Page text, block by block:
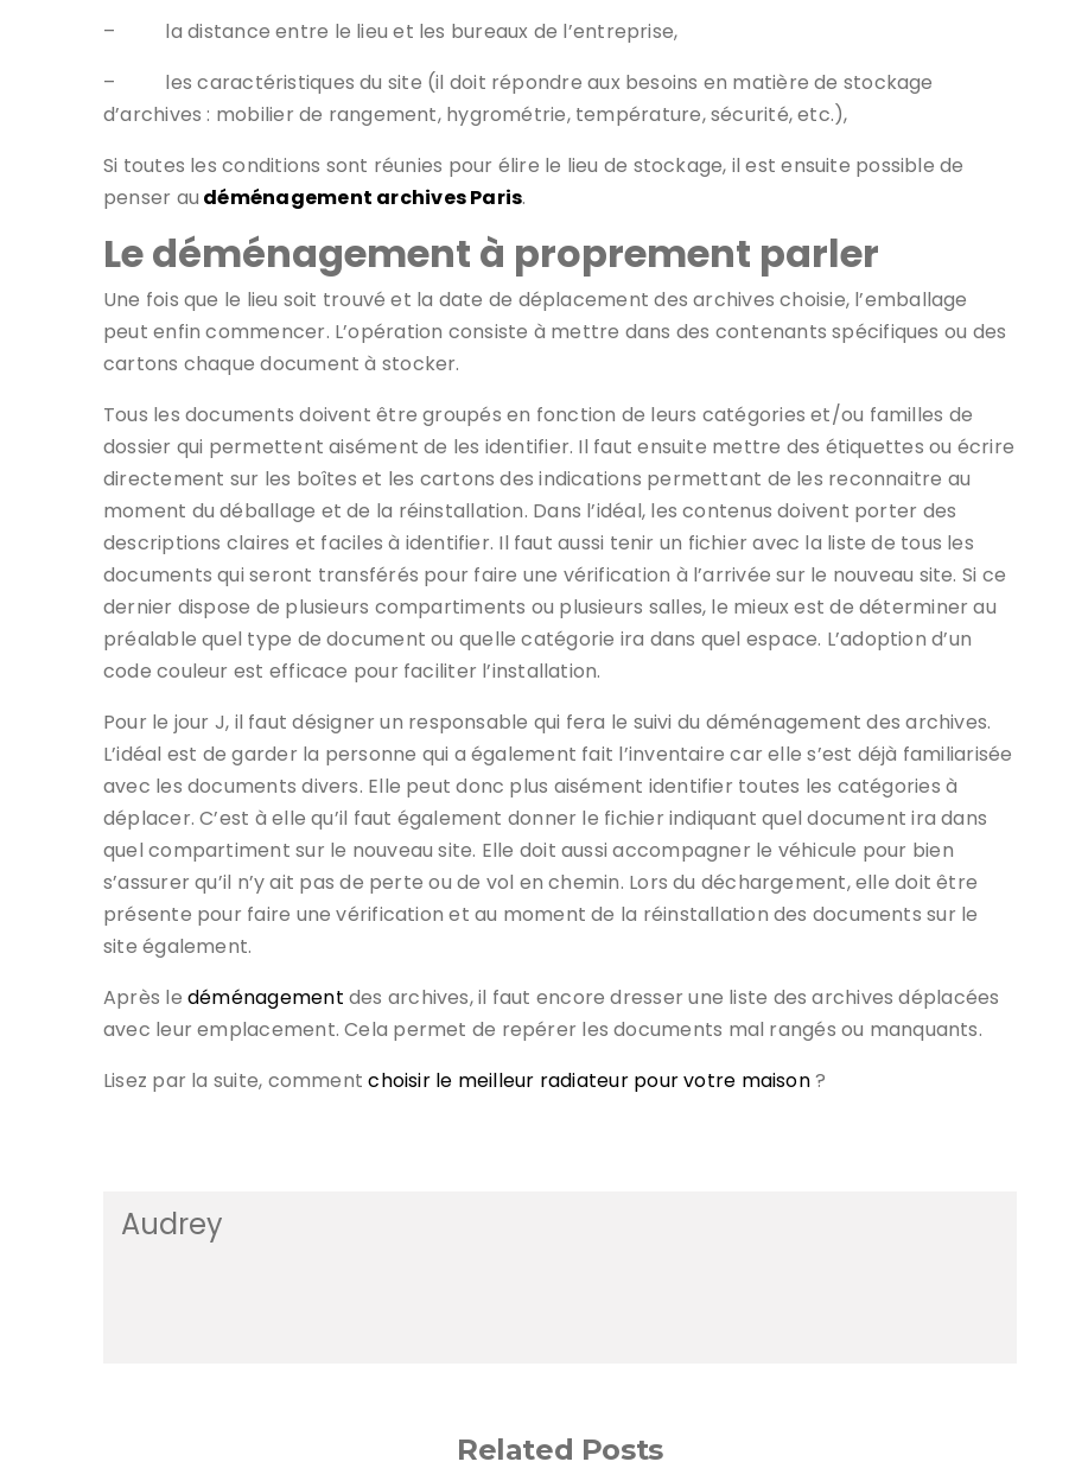
–
la distance entre le lieu et les bureaux de l’entreprise,
–
les caractéristiques du site (il doit répondre aux besoins en matière de stockage
d’archives : mobilier de rangement, hygrométrie, température, sécurité, etc.),
Si toutes les conditions sont réunies pour élire le lieu de stockage, il est ensuite possible de
penser au déménagement archives Paris.
Le déménagement à proprement parler
Une fois que le lieu soit trouvé et la date de déplacement des archives choisie, l’emballage
peut enfin commencer. L’opération consiste à mettre dans des contenants spécifiques ou des
cartons chaque document à stocker.
Tous les documents doivent être groupés en fonction de leurs catégories et/ou familles de
dossier qui permettent aisément de les identifier. Il faut ensuite mettre des étiquettes ou écrire
directement sur les boîtes et les cartons des indications permettant de les reconnaitre au
moment du déballage et de la réinstallation. Dans l’idéal, les contenus doivent porter des
descriptions claires et faciles à identifier. Il faut aussi tenir un fichier avec la liste de tous les
documents qui seront transférés pour faire une vérification à l’arrivée sur le nouveau site. Si ce
dernier dispose de plusieurs compartiments ou plusieurs salles, le mieux est de déterminer au
préalable quel type de document ou quelle catégorie ira dans quel espace. L’adoption d’un
code couleur est efficace pour faciliter l’installation.
Pour le jour J, il faut désigner un responsable qui fera le suivi du déménagement des archives.
L’idéal est de garder la personne qui a également fait l’inventaire car elle s’est déjà familiarisée
avec les documents divers. Elle peut donc plus aisément identifier toutes les catégories à
déplacer. C’est à elle qu’il faut également donner le fichier indiquant quel document ira dans
quel compartiment sur le nouveau site. Elle doit aussi accompagner le véhicule pour bien
s’assurer qu’il n’y ait pas de perte ou de vol en chemin. Lors du déchargement, elle doit être
présente pour faire une vérification et au moment de la réinstallation des documents sur le
site également.
Après ledéménagement des archives, il faut encore dresser une liste des archives déplacées
avec leur emplacement. Cela permet de repérer les documents mal rangés ou manquants.
Lisez par la suite, commentchoisir le meilleur radiateur pour votre maison?
Audrey
Related Posts